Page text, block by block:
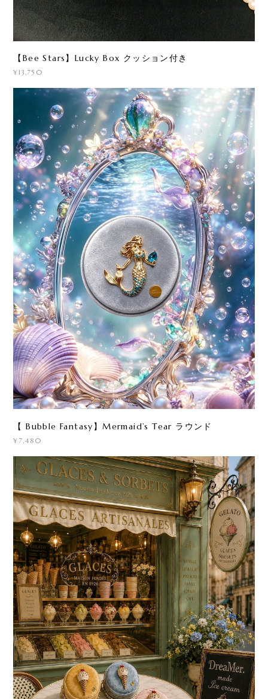
【Bee Stars】Lucky Box クッション付き
¥13,750
【 Bubble Fantasy】Mermaid’s Tear ラウンド
¥7,480